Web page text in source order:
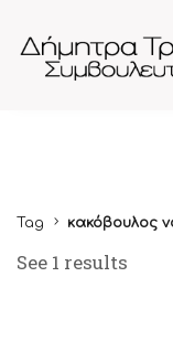
Tag κακόβουλος
See 1 results